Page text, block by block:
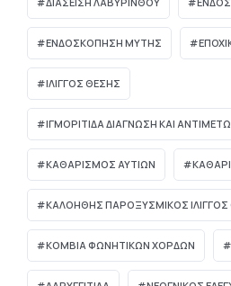
ΕΝΔΟΣΚΟΠΗΣΗ ΜΥΤΗΣ
ΙΛΙΓΓΟΣ ΘΕΣΗΣ
ΙΓΜΟΡΊΤΙΔΑ ΔΙΆΓΝΩΣΗ ΚΑΙ
ΚΑΘΑΡΙΣΜΟΣ ΑΥΤΙΩΝ
ΚΑΛΟΗΘΗΣ ΠΑΡΟΞΥΣΜΙΚΟΣ
ΚΟΜΒΊΑ ΦΩΝΗΤΙΚΏΝ ΧΟΡΔΏΝ